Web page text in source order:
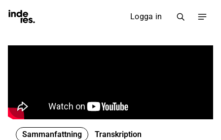
Logga in
Sammanfattning Transkription